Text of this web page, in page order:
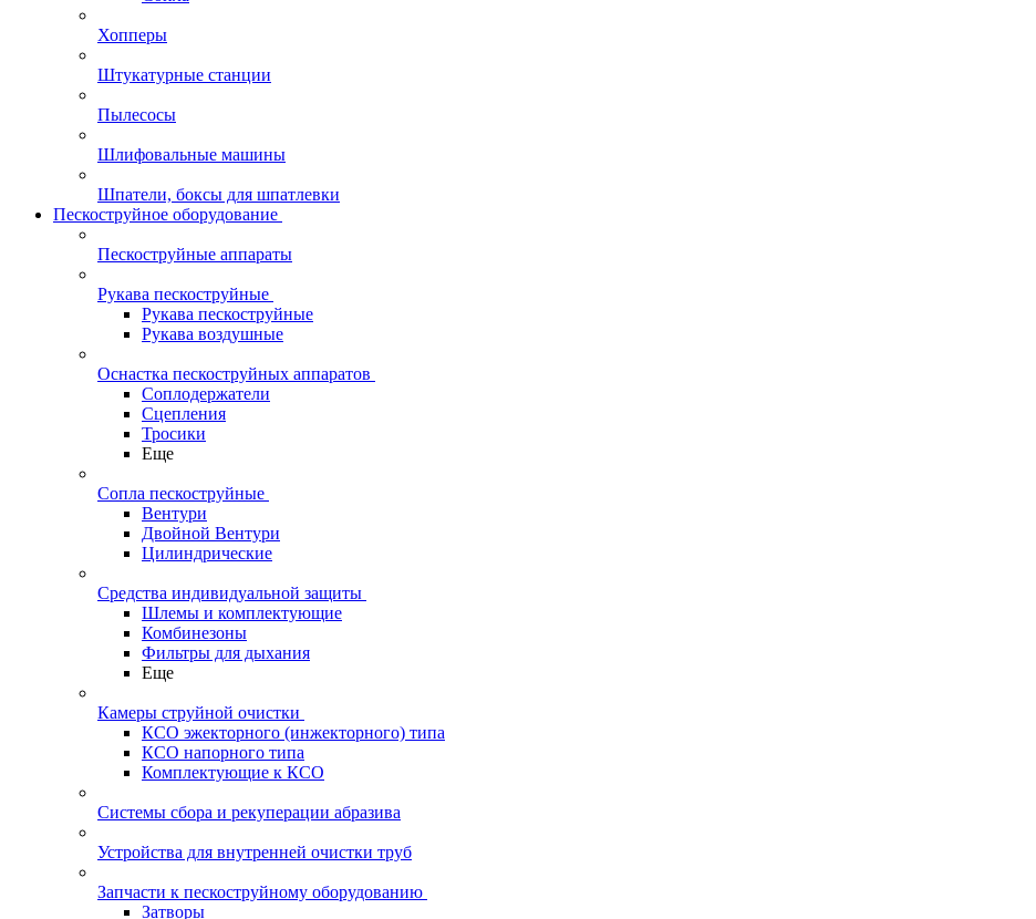
Хопперы
Штукатурные станции
Пылесосы
Шлифовальные машины
Шпатели, боксы для шпатлевки
Пескоструйное оборудование
Пескоструйные аппараты
Рукава пескоструйные
Рукава пескоструйные
Рукава воздушные
Оснастка пескоструйных аппаратов
Соплодержатели
Сцепления
Тросики
Еще
Сопла пескоструйные
Вентури
Двойной Вентури
Цилиндрические
Средства индивидуальной защиты
Шлемы и комплектующие
Комбинезоны
Фильтры для дыхания
Еще
Камеры струйной очистки
КСО эжекторного (инжекторного) типа
КСО напорного типа
Комплектующие к КСО
Системы сбора и рекуперации абразива
Устройства для внутренней очистки труб
Запчасти к пескоструйному оборудованию
Затворы